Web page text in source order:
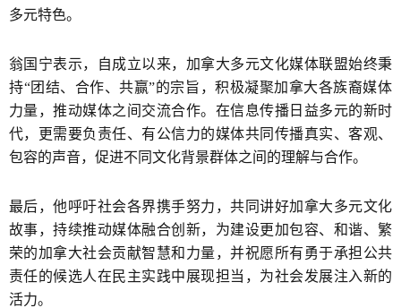
多元特色。
翁国宁表示，自成立以来，加拿大多元文化媒体联盟始终秉
持“团结、合作、共赢”的宗旨，积极凝聚加拿大各族裔媒体
力量，推动媒体之间交流合作。在信息传播日益多元的新时
代，更需要负责任、有公信力的媒体共同传播真实、客观、
包容的声音，促进不同文化背景群体之间的理解与合作。
最后，他呼吁社会各界携手努力，共同讲好加拿大多元文化
故事，持续推动媒体融合创新，为建设更加包容、和谐、繁
荣的加拿大社会贡献智慧和力量，并祝愿所有勇于承担公共
责任的候选人在民主实践中展现担当，为社会发展注入新的
活力。